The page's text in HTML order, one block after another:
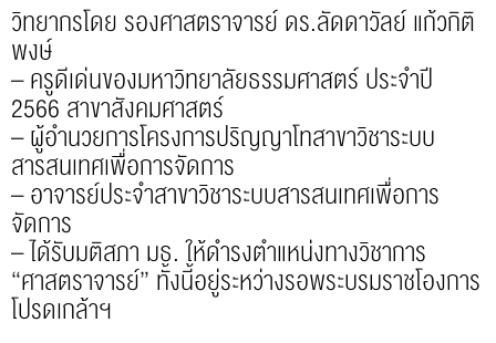
วิทยากรโดย รองศาสตราจารย์ ดร.ลัดดาวัลย์ แก้วกิติ
พงษ์
– ครูดีเด่นของมหาวิทยาลัยธรรมศาสตร์ ประจำปี
2566 สาขาสังคมศาสตร์
– ผู้อำนวยการโครงการปริญญาโทสาขาวิชาระบบ
สารสนเทศเพื่อการจัดการ
– อาจารย์ประจำสาขาวิชาระบบสารสนเทศเพื่อการ
จัดการ
– ได้รับมติสภา มธ. ให้ดำรงตำแหน่งทางวิชาการ
“ศาสตราจารย์” ทั้งนี้อยู่ระหว่างรอพระบรมราชโองการ
โปรดเกล้าฯ